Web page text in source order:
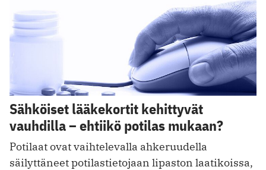
Sähköiset lääkekortit kehittyvät
vauhdilla – ehtiikö potilas mukaan?
Potilaat ovat vaihtelevalla ahkeruudella
säilyttäneet potilastietojaan lipaston laatikoissa,